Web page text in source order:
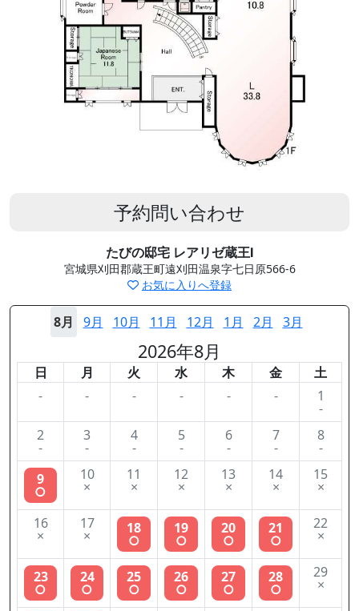
予約問い合わせ
たびの邸宅 レアリゼ蔵王Ⅰ
宮城県刈田郡蔵王町遠刈田温泉字七日原566-6
お気に入りへ登録
8月 9月 10月 11月 12月 1月 2月 3月
2026年8月
日 月 火 水 木 金
土
-
- - - - - 1
-
2
-
3
-
4
-
5
-
6
-
7
-
8
-
9
○
10
×
11
×
12
×
13
×
14
×
15
×
16
×
17
× 18
○
19
○
20
○
21
○
22
×
23
○
24
○
25
○
26
○
27
○
28
○
29
×